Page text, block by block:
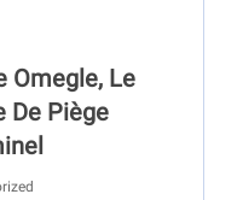
Omegle, Le
De Piège